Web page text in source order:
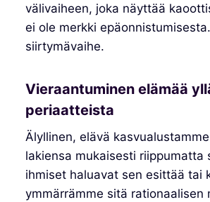
välivaiheen, joka näyttää
ei ole merkki
siirtymävaihe.
Vieraantuminen elämää
periaatteista
Älyllinen, elävä
lakiensa mukaisesti riippumatta
ihmiset haluavat sen esittää tai
ymmärrämme sitä rationaalisen